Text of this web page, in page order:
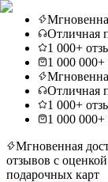
Отличная
1 000+
1 000
Отличная
1 000+
1 000
Мгновенная
отзывов с оценкой
подарочных карт